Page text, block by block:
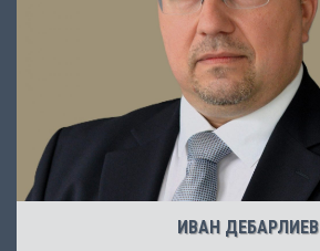
ИВАН ДЕБАРЛИЕВ